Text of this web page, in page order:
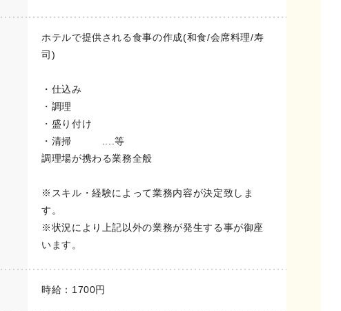
ホテルで提供される食事の作成(和食/会席料理/寿
司)
・仕込み
・調理
・盛り付け
・清掃 ....等
調理場が携わる業務全般
※スキル・経験によって業務内容が決定致しま
す。
※状況により上記以外の業務が発生する事が御座
います。
時給：1700円